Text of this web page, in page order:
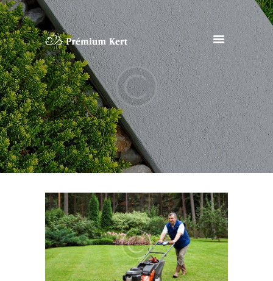
CÉGÜNKRŐL
TERMELŐINK
TERMÉKEINK
MÁRKÁNK
KAPCSOLAT